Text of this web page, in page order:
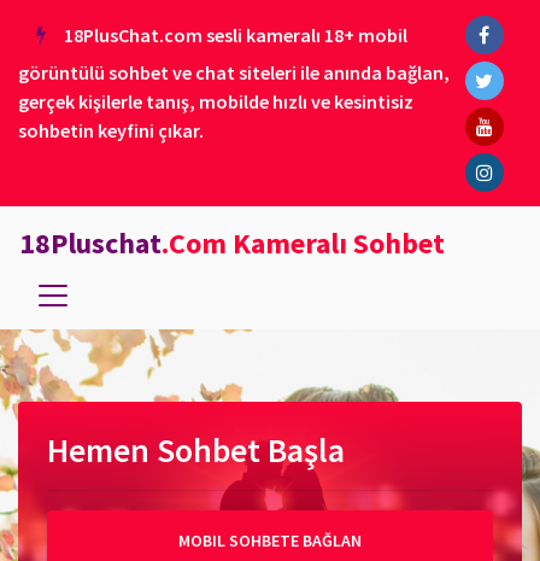
18PlusChat.com sesli kameralı 18+ mobil
görüntülü sohbet ve chat siteleri ile anında bağlan,
gerçek kişilerle tanış, mobilde hızlı ve kesintisiz
sohbetin keyfini çıkar.
18Pluschat.Com Kameralı Sohbet
Hemen Sohbet Başla
MOBIL SOHBETE BAĞLAN